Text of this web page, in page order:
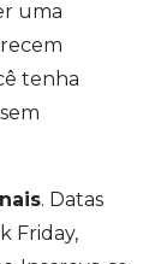
uma
tenha
. Datas
Friday,